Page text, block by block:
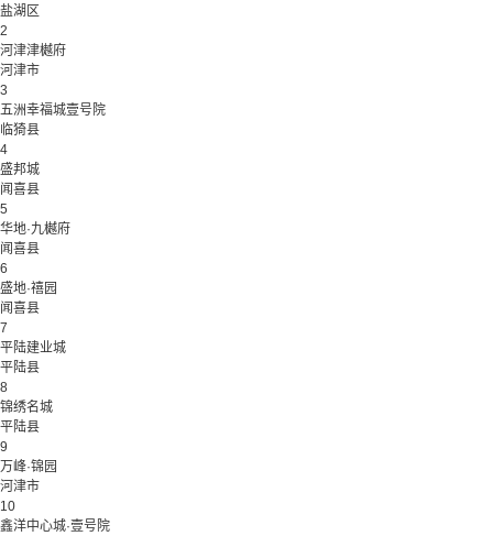
盐湖区
2
河津津樾府
河津市
3
五洲幸福城壹号院
临猗县
4
盛邦城
闻喜县
5
华地·九樾府
闻喜县
6
盛地·禧园
闻喜县
7
平陆建业城
平陆县
8
锦绣名城
平陆县
9
万峰·锦园
河津市
10
鑫洋中心城·壹号院